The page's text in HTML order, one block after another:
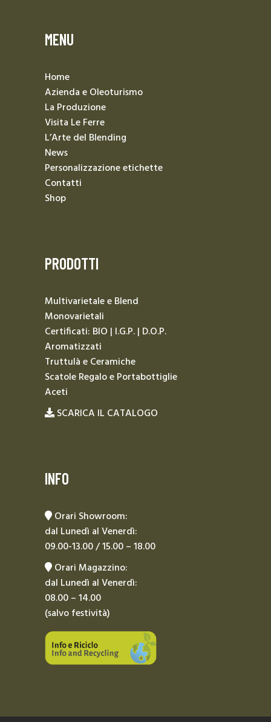
MENU
Home
Azienda e Oleoturismo
La Produzione
Visita Le Ferre
L’Arte del Blending
News
Personalizzazione etichette
Contatti
Shop
PRODOTTI
Multivarietale e Blend
Monovarietali
Certificati: BIO | I.G.P. | D.O.P.
Aromatizzati
Truttulà e Ceramiche
Scatole Regalo e Portabottiglie
Aceti
SCARICA IL CATALOGO
INFO
Orari Showroom:
dal Lunedì al Venerdì:
09.00-13.00 / 15.00 – 18.00
Orari Magazzino:
dal Lunedì al Venerdì:
08.00 – 14.00
(salvo festività)